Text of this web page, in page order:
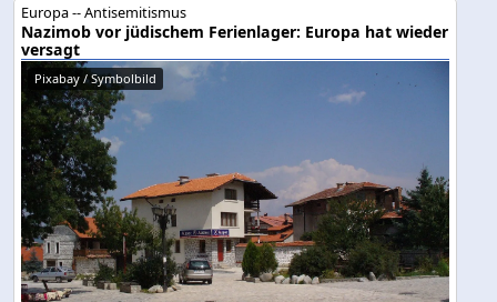
Europa -- Antisemitismus
Nazimob vor jüdischem Ferienlager: Europa hat wieder
versagt
Pixabay / Symbolbild